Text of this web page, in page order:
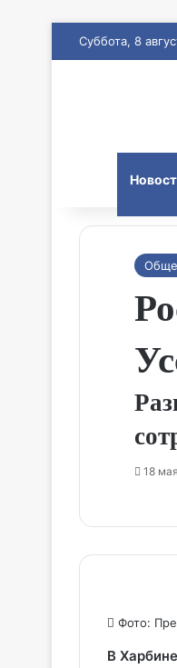
Суббота, 8
18
Фото:
В